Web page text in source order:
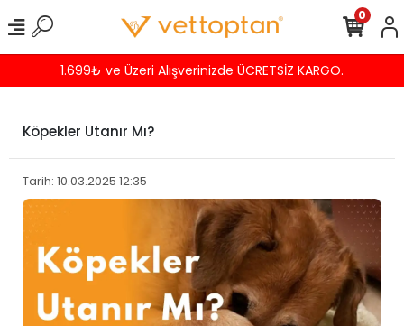
Havalede %4 İNDİRİM
0
Köpekler Utanır Mı?
Tarih: 10.03.2025 12:35